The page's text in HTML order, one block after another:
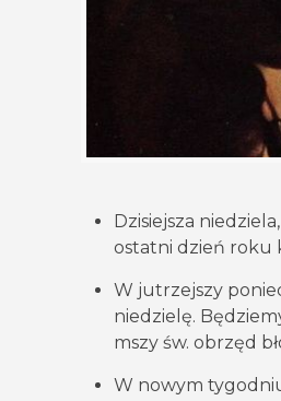
Dzisiejsza
ostatni dzień roku
W jutrzejszy
niedzielę.
mszy św. obrzęd
W nowym